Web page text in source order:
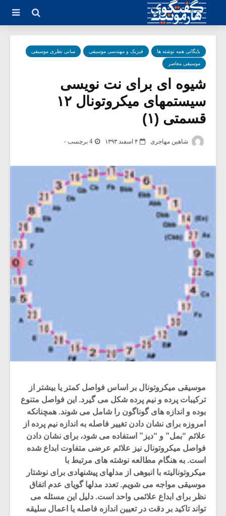
بایگانی همه نوشته ها فیزیک و مهندسی موسیقی مبانی نظری موسیقی
موسیقی معاصر
شیوه ای برای نت نویسی
سیستمهای میکروتونال ۱۲
قسمتی (۱)
شاهین مهاجری ۴ اسفند ۱۳۹۳ 4 برچسب -
موسیقی میکروتونال بر اساس فواصل کمتر یا بیشتر از
ترکیبات پرده و نیم پرده شکل می گیرد. این فواصل متنوع
بوده و اندازه های گوناگون را شامل می شوند. همچنانکه
امروزه برای نشان دادن تغییر فاصله به اندازه نیم پرده از
علائم “بمل” و “دیز” استفاده می شود، برای نشان دادن
فواصل میکروتونال نیز علائم عرضی متفاوت ابداع شده
است. به هنگام مطالعه نوشته های مرتبط با
میکروتونالیته با انبوهی از مدلهای پیشنهادی برای نوشتار
موسیقی مواجه می شویم. تعدد مدلها گویای عدم اتفاق
نظر برای ابداع علائمی واحد است. دلیل این مسئله می
تواند تاکید بر دقت در تعیین اندازه فاصله یا اعمال سلیقه